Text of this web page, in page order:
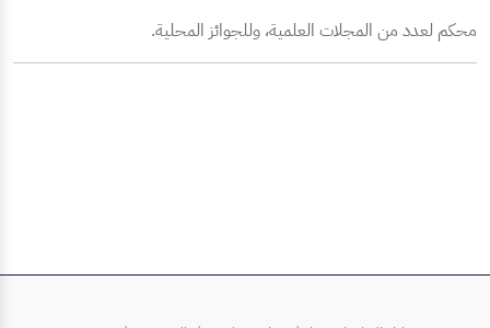
محكم لعدد من المجلات العلمية، وللجوائز المحلية.